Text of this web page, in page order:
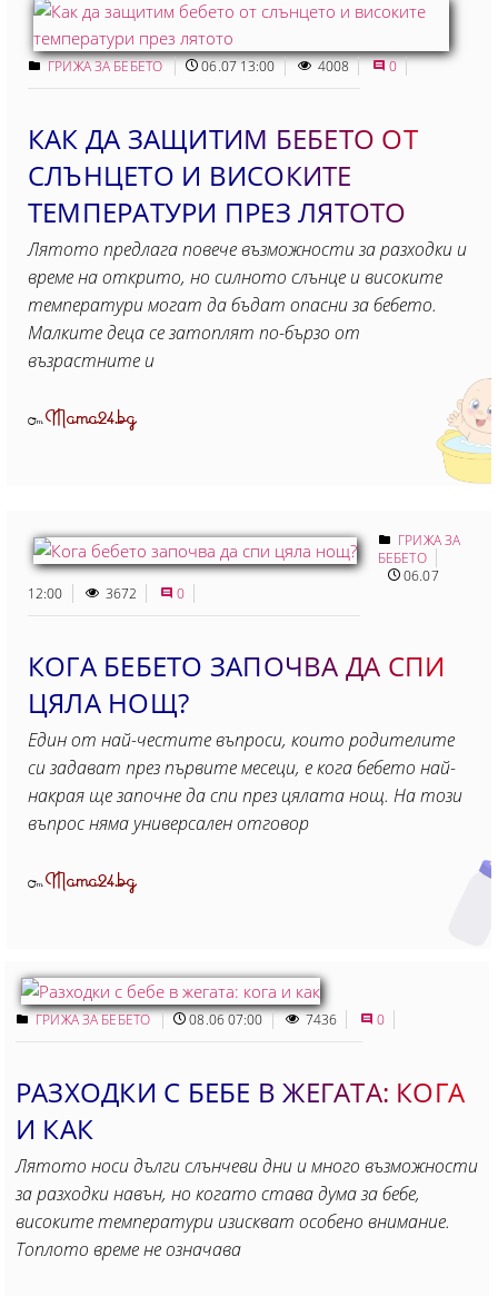
ГРИЖА ЗА БЕБЕТО 06.07 13:00 4008 0
КАК ДА ЗАЩИТИМ БЕБЕТО ОТ
СЛЪНЦЕТО И ВИСОКИТЕ
ТЕМПЕРАТУРИ ПРЕЗ ЛЯТОТО
Лятото предлага повече възможности за разходки и
време на открито, но силното слънце и високите
температури могат да бъдат опасни за бебето.
Малките деца се затоплят по-бързо от
възрастните и
ОтMama24.bg
ГРИЖА ЗА
БЕБЕТО
06.07
12:00
3672 0
КОГА БЕБЕТО ЗАПОЧВА ДА СПИ
ЦЯЛА НОЩ?
Един от най-честите въпроси, които родителите
си задават през първите месеци, е кога бебето най-
накрая ще започне да спи през цялата нощ. На този
въпрос няма универсален отговор
ОтMama24.bg
ГРИЖА ЗА БЕБЕТО 08.06 07:00 7436 0
РАЗХОДКИ С БЕБЕ В ЖЕГАТА: КОГА
И КАК
Лятото носи дълги слънчеви дни и много възможности
за разходки навън, но когато става дума за бебе,
високите температури изискват особено внимание.
Топлото време не означава